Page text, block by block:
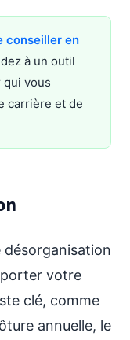
conseiller en
à un outil
vous
carrière et de
désorganisation
votre
clé, comme
annuelle, le